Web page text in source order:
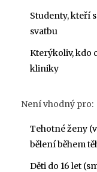
Studenty, kteří
svatbu
Kterýkoliv, kdo
kliniky
Není vhodný pro:
Tehotné ženy
bělení během
Děti do 16 let